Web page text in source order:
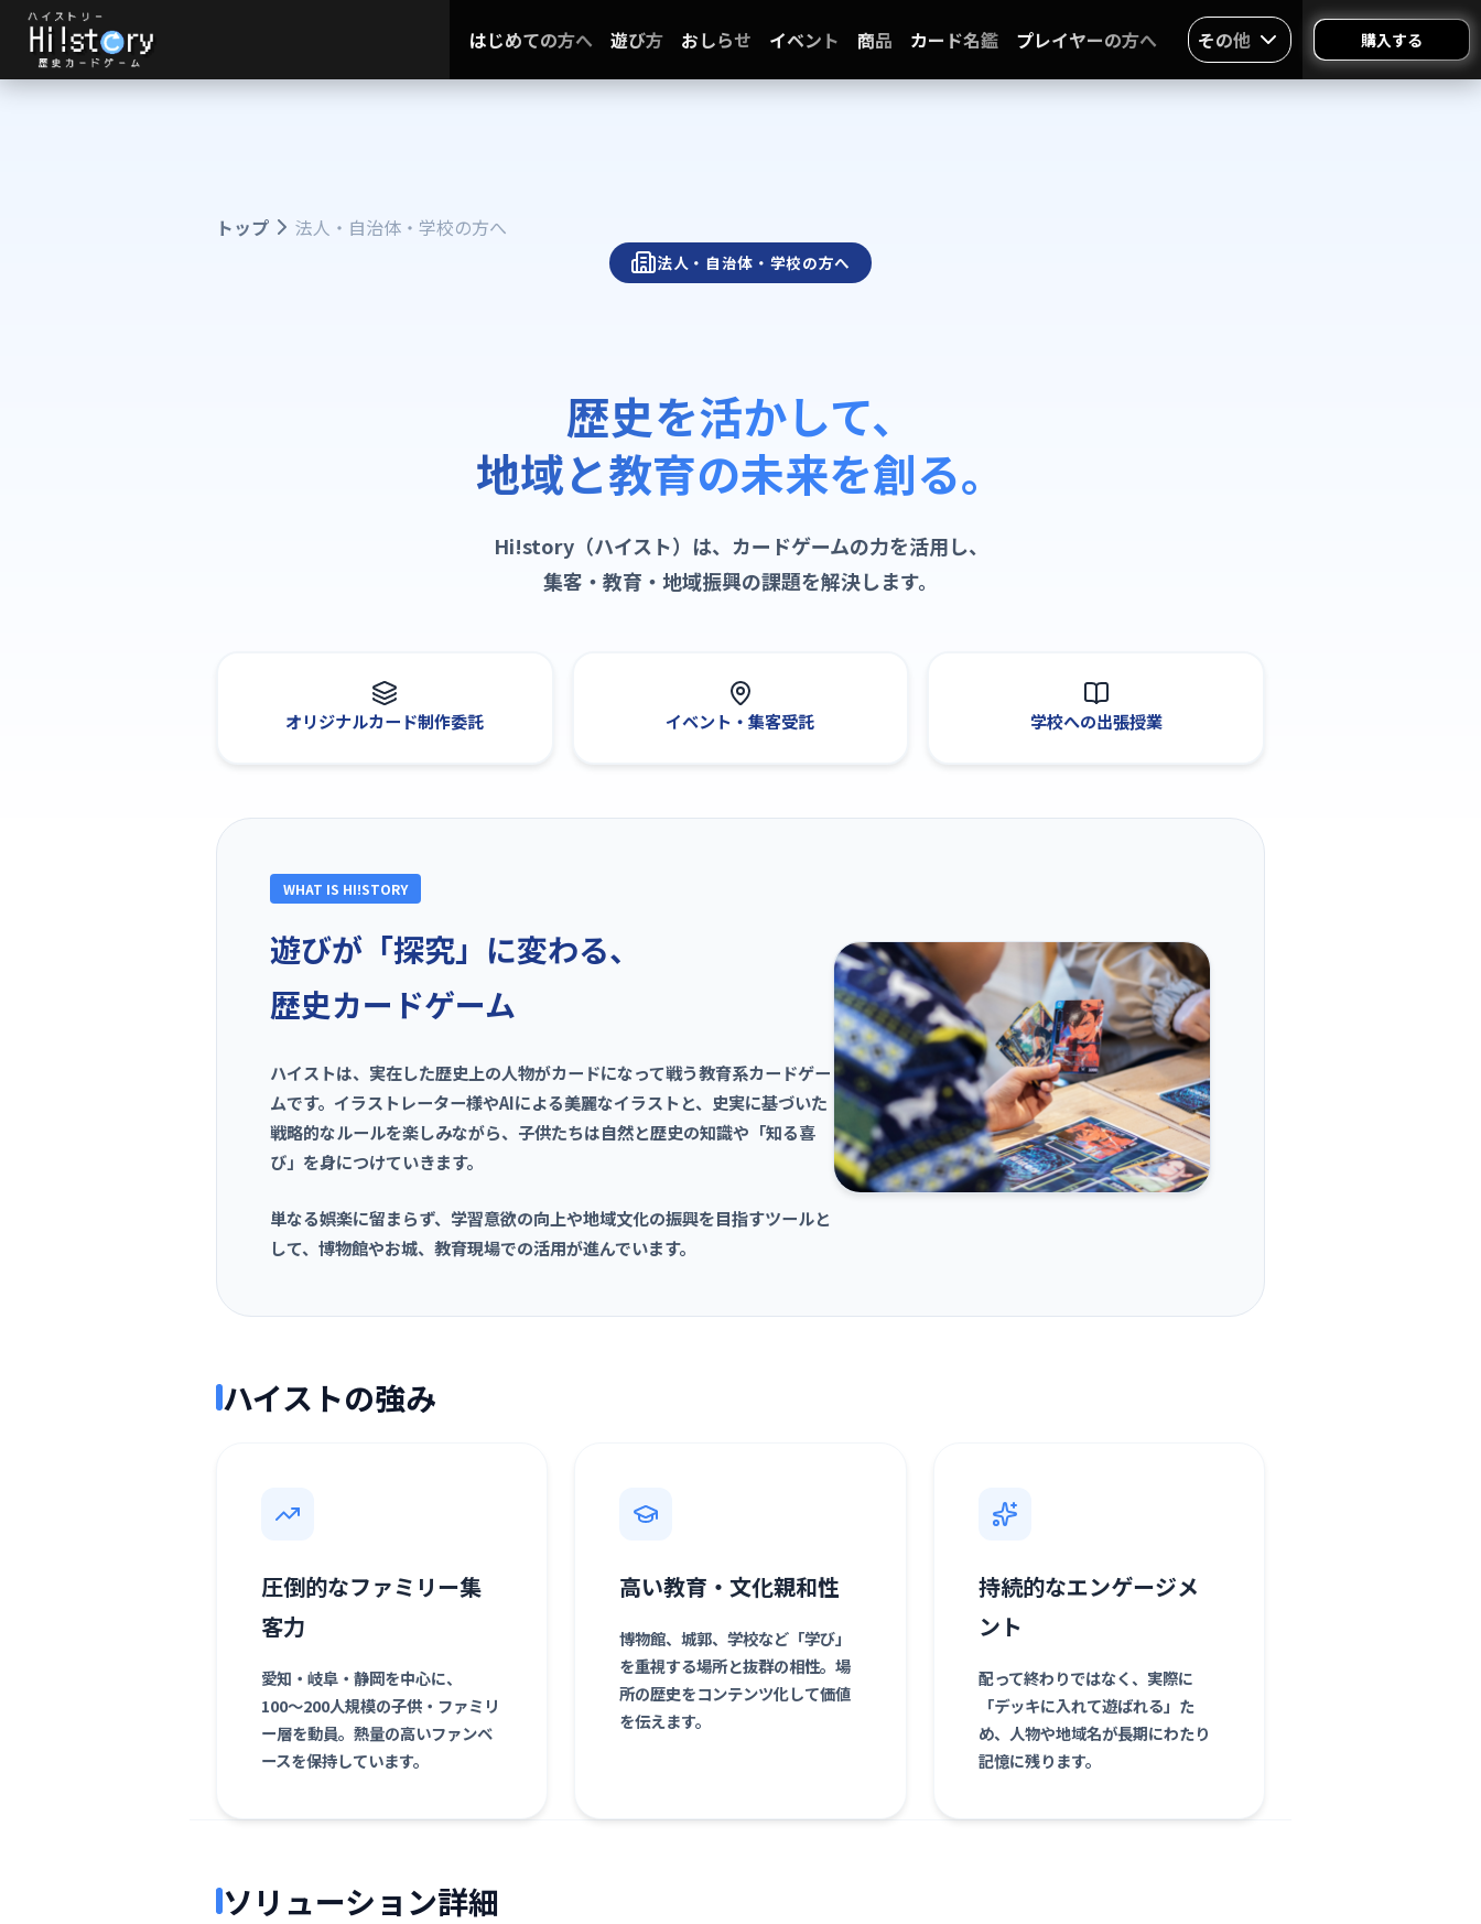
はじめての方へ 遊び方 おしらせ イベント 商品 カード名鑑 プレイヤーの方へ その他 購入する
トップ 法人・自治体・学校の方へ
法人・自治体・学校の方へ
歴史を活かして、
地域と教育の未来を創る。
Hi!story（ハイスト）は、カードゲームの力を活用し、
集客・教育・地域振興の課題を解決します。
オリジナルカード制作委託 イベント・集客受託 学校への出張授業
WHAT IS HI!STORY
遊びが「探究」に変わる、
歴史カードゲーム
ハイストは、実在した歴史上の人物がカードになって戦う教育系カードゲー
ムです。イラストレーター様やAIによる美麗なイラストと、史実に基づいた
戦略的なルールを楽しみながら、子供たちは自然と歴史の知識や「知る喜
び」を身につけていきます。
単なる娯楽に留まらず、学習意欲の向上や地域文化の振興を目指すツールと
して、博物館やお城、教育現場での活用が進んでいます。
ハイストの強み
圧倒的なファミリー集
客力
愛知・岐阜・静岡を中心に、
100〜200人規模の子供・ファミリ
ー層を動員。熱量の高いファンベ
ースを保持しています。
高い教育・文化親和性
博物館、城郭、学校など「学び」
を重視する場所と抜群の相性。場
所の歴史をコンテンツ化して価値
を伝えます。
持続的なエンゲージメ
ント
配って終わりではなく、実際に
「デッキに入れて遊ばれる」た
め、人物や地域名が長期にわたり
記憶に残ります。
ソリューション詳細